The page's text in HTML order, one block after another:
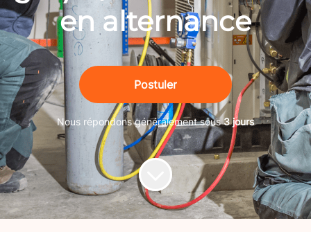
en alternance
Postuler
Nous répondons généralement sous3 jours